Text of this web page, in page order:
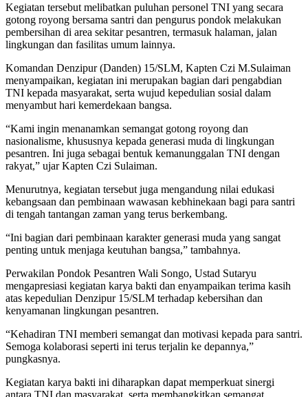
Kegiatan tersebut melibatkan puluhan personel TNI yang secara
gotong royong bersama santri dan pengurus pondok melakukan
pembersihan di area sekitar pesantren, termasuk halaman, jalan
lingkungan dan fasilitas umum lainnya.
Komandan Denzipur (Danden) 15/SLM, Kapten Czi M.Sulaiman
menyampaikan, kegiatan ini merupakan bagian dari pengabdian
TNI kepada masyarakat, serta wujud kepedulian sosial dalam
menyambut hari kemerdekaan bangsa.
“Kami ingin menanamkan semangat gotong royong dan
nasionalisme, khususnya kepada generasi muda di lingkungan
pesantren. Ini juga sebagai bentuk kemanunggalan TNI dengan
rakyat,” ujar Kapten Czi Sulaiman.
Menurutnya, kegiatan tersebut juga mengandung nilai edukasi
kebangsaan dan pembinaan wawasan kebhinekaan bagi para santri
di tengah tantangan zaman yang terus berkembang.
“Ini bagian dari pembinaan karakter generasi muda yang sangat
penting untuk menjaga keutuhan bangsa,” tambahnya.
Perwakilan Pondok Pesantren Wali Songo, Ustad Sutaryu
mengapresiasi kegiatan karya bakti dan enyampaikan terima kasih
atas kepedulian Denzipur 15/SLM terhadap kebersihan dan
kenyamanan lingkungan pesantren.
“Kehadiran TNI memberi semangat dan motivasi kepada para santri.
Semoga kolaborasi seperti ini terus terjalin ke depannya,”
pungkasnya.
Kegiatan karya bakti ini diharapkan dapat memperkuat sinergi
antara TNI dan masyarakat, serta membangkitkan semangat